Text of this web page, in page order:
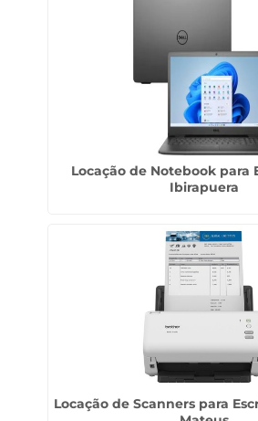
Locação de Notebook para
Ibirapuera
Locação de Scanners para